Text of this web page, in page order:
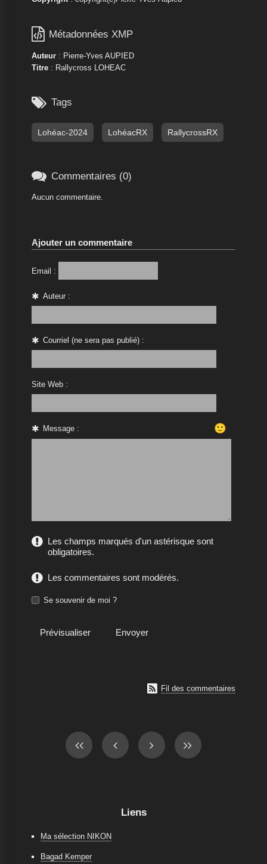
 Métadonnées XMP
Auteur: Pierre-Yves AUPIED
Titre: Rallycross LOHEAC
 Tags
Lohéac-2024 LohéacRX RallycrossRX
 Commentaires (0)
Aucun commentaire.
Ajouter un commentaire
Email :
Auteur :
Courriel (ne sera pas publié) :
Site Web :
Message : 🙂
Les champs marqués d'un astérisque sont
obligatoires.
Les commentaires sont modérés.
Se souvenir de moi ?
 Fil des commentaires
Liens
Ma sélection NIKON
Bagad Kemper